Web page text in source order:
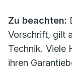
Zu beachten:
Vorschrift, gilt
Technik. Viele
ihren